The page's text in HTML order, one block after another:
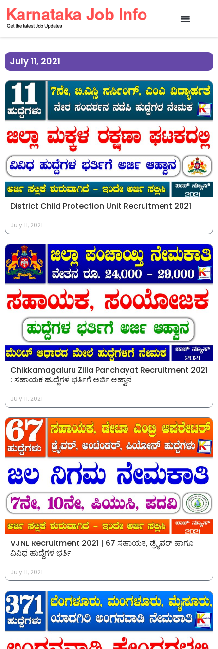
July 11, 2021
District Child Protection Unit Recruitment 2021
July 11, 2021
Chikkamagaluru Zilla Panchayat Recruitment 2021
: ಸಹಾಯಕ ಹುದ್ದೆಗಳ ಭರ್ತಿಗೆ ಅರ್ಜಿ ಆಹ್ವಾನ
July 11, 2021
VJNL Recruitment 2021 | 67 ಸಹಾಯಕ, ಡ್ರೈವರ್ ಹಾಗೂ
ವಿವಿಧ ಹುದ್ದೆಗಳ ಭರ್ತಿ
July 11, 2021